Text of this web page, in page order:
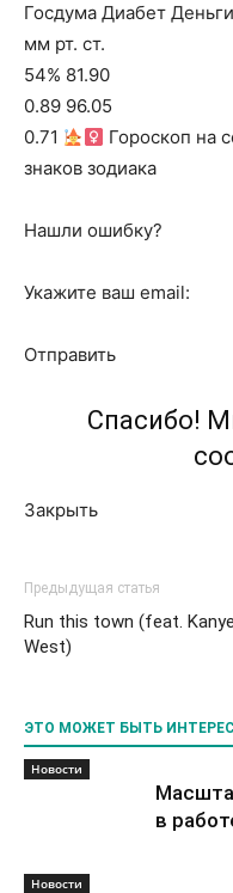
Госдума Диабет
мм рт. ст.
54% 81.90
0.89 96.05
0.71
Гороскоп на
знаков зодиака
Нашли ошибку?
Укажите ваш email:
Отправить
Спасибо!
Закрыть
Предыдущая статья
Run this town (feat. Kanye
West)
ЭТО МОЖЕТ БЫТЬ
Новости
в
Новости